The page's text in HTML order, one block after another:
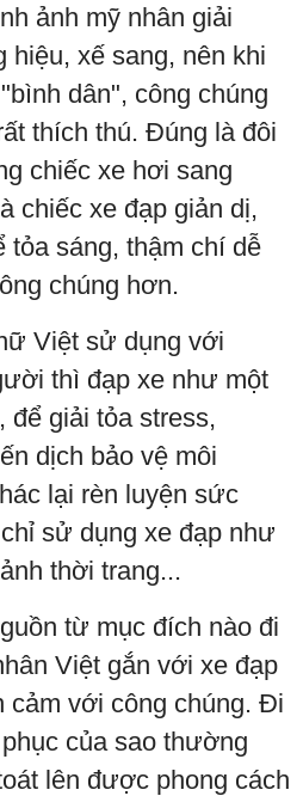
ảnh mỹ nhân giải
hiệu, xế sang, nên khi
dân", công chúng
thích thú. Đúng là đôi
chiếc xe hơi sang
chiếc xe đạp giản dị,
tỏa sáng, thậm chí dễ
chúng hơn.
Việt sử dụng với
thì đạp xe như một
để giải tỏa stress,
dịch bảo vệ môi
lại rèn luyện sức
sử dụng xe đạp như
thời trang...
từ mục đích nào đi
Việt gắn với xe đạp
cảm với công chúng. Đi
của sao thường
lên được phong cách